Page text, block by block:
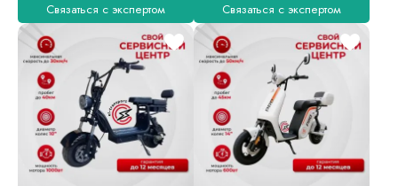
Связаться с экспертом Связаться с экспертом